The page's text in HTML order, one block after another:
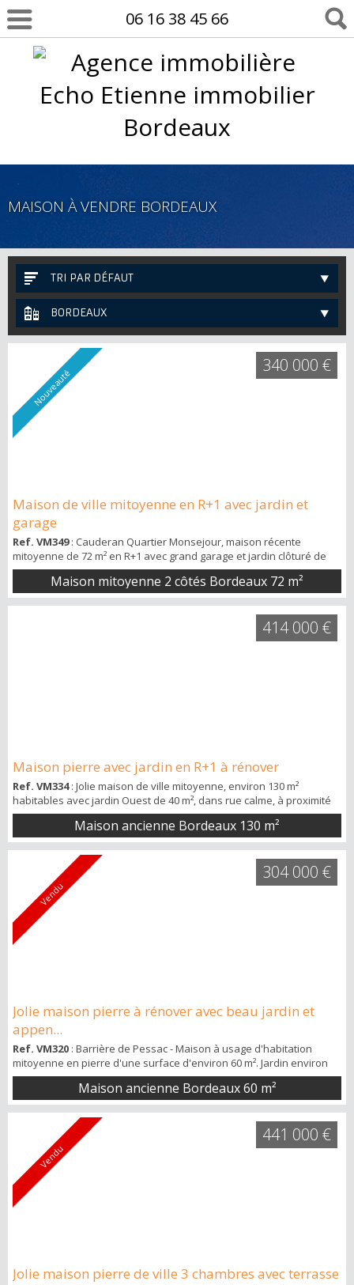
06 16 38 45 66
MAISON À VENDRE BORDEAUX
TRI PAR DÉFAUT
BORDEAUX
Nouveauté
Maison de ville mitoyenne en R+1 avec jardin et
garage
Ref. VM349: Cauderan Quartier Monsejour, maison récente
mitoyenne de 72 m² en R+1 avec grand garage et jardin clôturé de
45 m². Elle se compose d'une entrée couloir (carrelage au sol) ,
grande cuisine aménagée (meubles hauts et bas, plan de travail,
emplacements machines) avec fenêtre, cellier avec panneau
électrique et cumulus (chauffage par le sol), WC séparés avec
Maison mitoyenne 2 côtés Bordeaux 72 m²
340 000 €
Maison pierre avec jardin en R+1 à rénover
Ref. VM334: Jolie maison de ville mitoyenne, environ 130 m²
habitables avec jardin Ouest de 40 m², dans rue calme, à proximité
de la Gare St Jean et du tramway. Maison en R+1 acquise en 1969,
rénovée en partie en 2012 (façade pierre refaite, huisseries double
vitrage). Entrée (carrelage, tapisserie) de 2 m², cagibi de 3 m², séjour
double de 36 m² carrelage au sol, cuisine/salle à manger de 18 m²
Maison ancienne Bordeaux 130 m²
414 000 €
Vendu
Jolie maison pierre à rénover avec beau jardin et
appen...
Ref. VM320 : Barrière de Pessac - Maison à usage d'habitation
mitoyenne en pierre d'une surface d'environ 60 m². Jardin environ
71 m² et appentis de 13 m². Entrée carrelage au sol, cuisine 15 m²
ouverte sur l’entrée aménagée et équipée carrelage au sol
menuiseries bois simple vitrage avec volets bois extérieurs
cheminée pierre non fonctionnelle, chambre sur rue 14.20 m²
parquet au sol menuiseries bo...
Maison ancienne Bordeaux60 m²
304 000 €
Vendu
Jolie maison pierre de ville 3 chambres avec terrasse
441 000 €